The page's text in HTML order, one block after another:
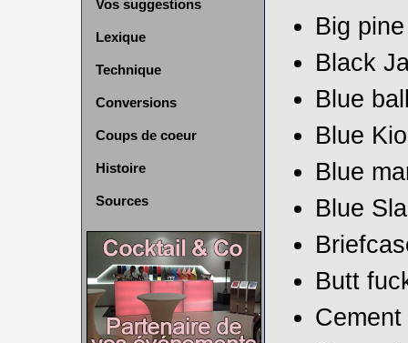
Vos suggestions
Lexique
Technique
Conversions
Coups de coeur
Histoire
Sources
Big
Black
Blue
Blue
Blue
Blue
Butt